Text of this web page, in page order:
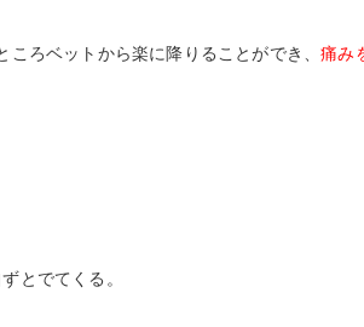
ころベットから楽に降りることができ、痛み
とでてくる。